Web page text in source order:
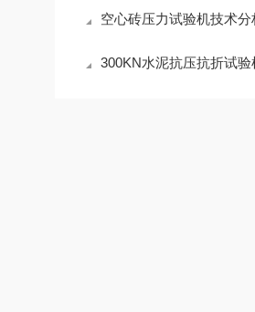
空心砖压力试验机技术分
300KN水泥抗压抗折试验机主要技术